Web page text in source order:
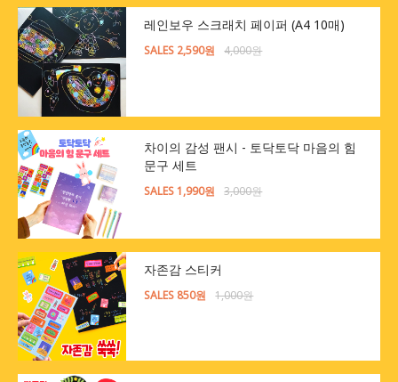
레인보우 스크래치 페이퍼 (A4 10매)
SALES 2,590원 4,000원
차이의 감성 팬시 - 토닥토닥 마음의 힘
문구 세트
SALES 1,990원 3,000원
자존감 스티커
SALES 850원 1,000원